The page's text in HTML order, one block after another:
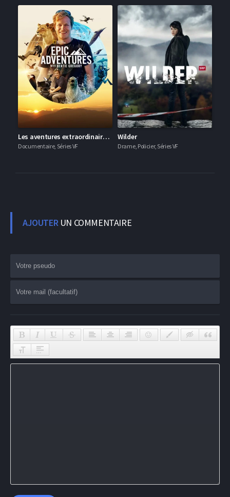
Les aventures extraordinaires de Bertie Gregory
Documentaire, Séries VF
Wilder
Drame, Policier, Séries VF
AJOUTERUN COMMENTAIRE